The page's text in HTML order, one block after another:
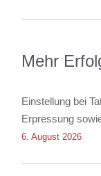
Mehr
Einstellung bei
Erpressung
6. August 2026